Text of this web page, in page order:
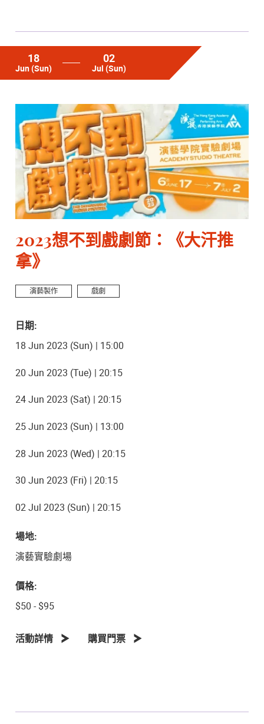
18
Jun(Sun)
02
Jul (Sun)
2023想不到戲劇節：《大汗推
拿》
演藝製作 戲劇
日期:
18 Jun 2023 (Sun) | 15:00
20 Jun 2023 (Tue) | 20:15
24 Jun 2023 (Sat) | 20:15
25 Jun 2023 (Sun) | 13:00
28 Jun 2023 (Wed) | 20:15
30 Jun 2023 (Fri) | 20:15
02 Jul 2023 (Sun) | 20:15
場地:
演藝實驗劇場
價格:
$50 - $95
活動詳情 購買門票